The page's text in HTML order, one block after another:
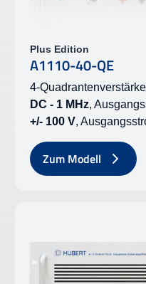
Plus Edition
A1110-40-QE
4-
DC - 1 MHz,
+/- 100 V,
Zum Modell